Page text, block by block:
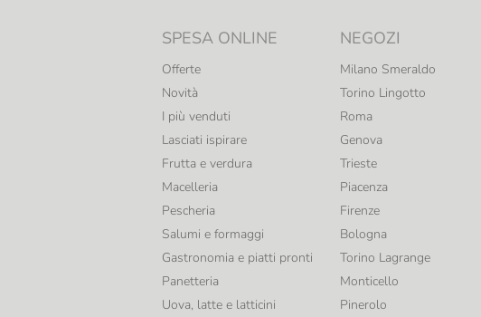
SPESA ONLINE
Offerte
Novità
I più venduti
Lasciati ispirare
Frutta e verdura
Macelleria
Pescheria
Salumi e formaggi
Gastronomia e piatti pronti
Panetteria
Uova, latte e latticini
NEGOZI
Milano Smeraldo
Torino Lingotto
Roma
Genova
Trieste
Piacenza
Firenze
Bologna
Torino Lagrange
Monticello
Pinerolo